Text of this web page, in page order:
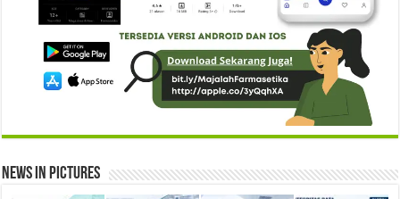
News in Pictures